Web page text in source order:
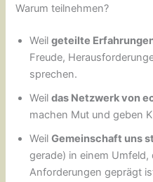
Warum teilnehmen?
Weilgeteilte
Freude,
sprechen.
Weildas Netzwerk von
machen Mut und geben
WeilGemeinschaft uns
gerade) in einem
Anforderungen geprägt